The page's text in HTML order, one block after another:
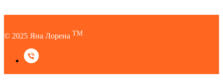
© 2025 Яна Лорена TM